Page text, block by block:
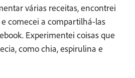
várias receitas, encontrei
comecei a compartilhá-las
Experimentei coisas que
como chia, espirulina e